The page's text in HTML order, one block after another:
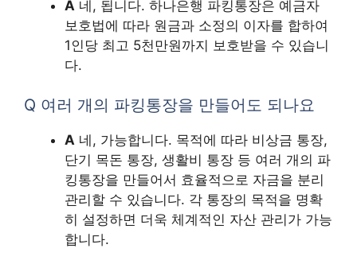
A 네, 됩니다. 하나은행 파킹통장은 예금자
보호법에 따라 원금과 소정의 이자를 합하여
1인당 최고 5천만원까지 보호받을 수 있습니
다.
Q 여러 개의 파킹통장을 만들어도 되나요
A 네, 가능합니다. 목적에 따라 비상금 통장,
단기 목돈 통장, 생활비 통장 등 여러 개의 파
킹통장을 만들어서 효율적으로 자금을 분리
관리할 수 있습니다. 각 통장의 목적을 명확
히 설정하면 더욱 체계적인 자산 관리가 가능
합니다.